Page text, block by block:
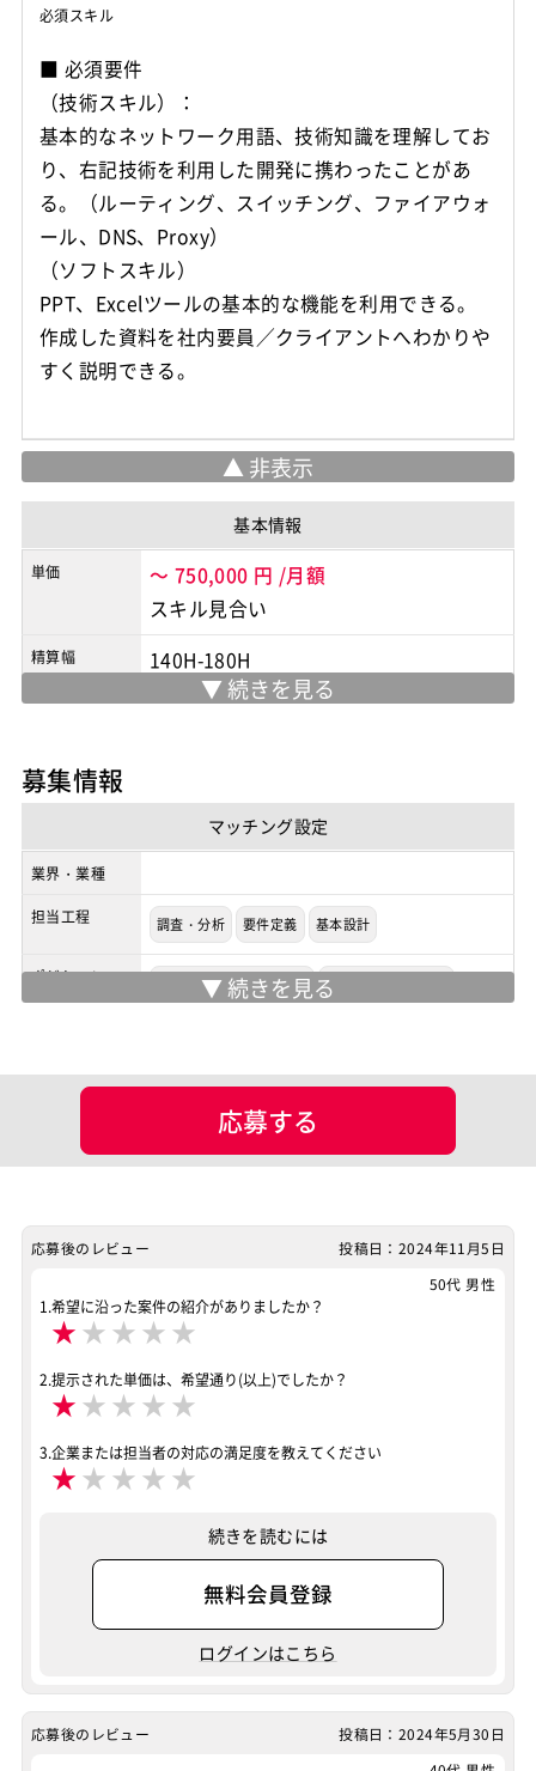
必須スキル
■ 必須要件
（技術スキル）：
基本的なネットワーク用語、技術知識を理解してお
り、右記技術を利用した開発に携わったことがあ
る。（ルーティング、スイッチング、ファイアウォ
ール、DNS、Proxy）
（ソフトスキル）
PPT、Excelツールの基本的な機能を利用できる。
作成した資料を社内要員／クライアントへわかりや
すく説明できる。
基本情報
単価 ～ 750,000 円 /月額
スキル見合い
精算幅 140H-180H
勤務地 リモート/リモート
契約形態
2次請け
募集情報
マッチング設定
業界・業種
担当工程 調査・分析 要件定義 基本設計
ポジション ネットワークエンジニア サーバーエンジニア
応募する
応募後のレビュー
投稿日：2024年11月5日
50代 男性
1.希望に沿った案件の紹介がありましたか？
★ ★ ★ ★ ★
2.提示された単価は、希望通り(以上)でしたか？
★ ★ ★ ★ ★
3.企業または担当者の対応の満足度を教えてください
★ ★ ★ ★ ★
続きを読むには
無料会員登録
ログインはこちら
応募後のレビュー
投稿日：2024年5月30日